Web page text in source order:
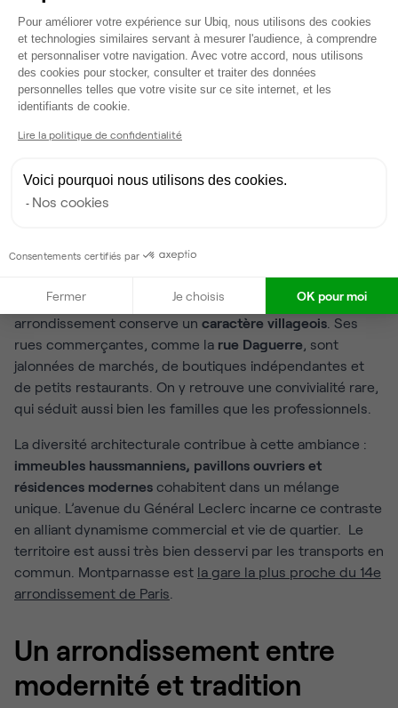
Aujourd’hui encore, le 14e conserve cette identité
culturelle forte. On y trouve des galeries d’art, des
résidences d’artistes et des lieux emblématiques comme
l’allée du Château ouvrier. Les théâtres de
Montparnasse, Gaîté, Bobino, Edgar, perpétuent cette
Paris, installées sous le quartier, ajoutent une dimension
au cœur de Paris
Malgré son intégration à la grande ville, le 14e
arrondissement conserve un caractère villageois . Ses
rues commerçantes, comme la rue Daguerre, sont
jalonnées de marchés, de boutiques indépendantes et
de petits restaurants. On y retrouve une convivialité rare,
qui séduit aussi bien les familles que les professionnels.
La diversité architecturale contribue à cette ambiance :
immeubles haussmanniens, pavillons ouvriers et
résidences modernes cohabitent dans un mélange
unique. L’avenue du Général Leclerc incarne ce contraste
en alliant dynamisme commercial et vie de quartier. Le
territoire est aussi très bien desservi par les transports en
commun. Montparnasse est la gare la plus proche du 14e
arrondissement de Paris
Un arrondissement entre
modernité et tradition
Plateforme de Gestion du
Pour améliorer votre expérience sur Ubiq, nous utilisons des cookies
et technologies similaires servant à mesurer l'audience, à comprendre
et personnaliser votre navigation. Avec votre accord, nous utilisons
des cookies pour stocker, consulter et traiter des données
personnelles telles que votre visite sur ce site internet, et les
identifiants de cookie.
Lire la politique de confidentialité
Voici pourquoi nous utilisons des cookies.
Nos cookies
Consentements certifiés par
Fermer Je choisis OK pour moi